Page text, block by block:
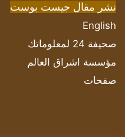
نشر مقال جيست بوست
English
صحيفة 24 لمعلوماتك
مؤسسة اشراق العالم
صفحات